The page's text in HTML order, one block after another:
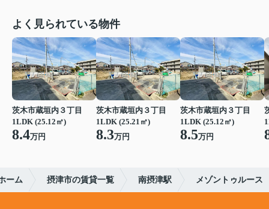
よく見られている物件
茨木市蔵垣内３丁目
1LDK (25.12㎡)
8.4万円
茨木市蔵垣内３丁目
1LDK (25.21㎡)
8.3万円
茨木市蔵垣内３丁目
1LDK (25.12㎡)
8.5万円
ーム 摂津市の賃貸一覧 南摂津駅 メゾントゥルース